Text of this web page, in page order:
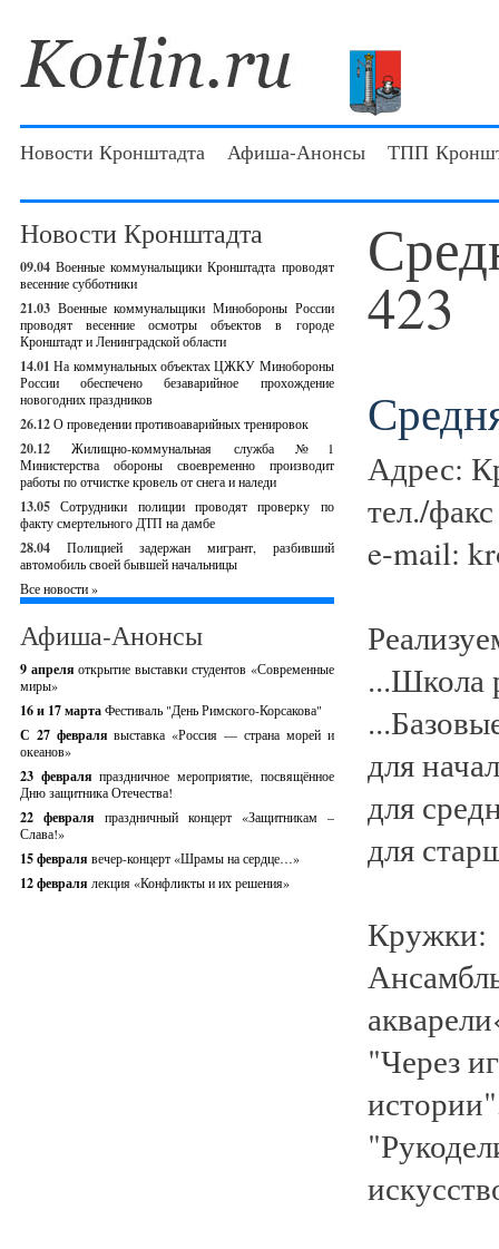
Новости Кронштадта Афиша-Анонсы ТПП
Новости Кронштадта
09.04 Военные коммунальщики Кронштадта проводят
весенние субботники
21.03 Военные коммунальщики Минобороны России
проводят весенние осмотры объектов в городе
Кронштадт и Ленинградской области
14.01 На коммунальных объектах ЦЖКУ Минобороны
России обеспечено безаварийное прохождение
новогодних праздников
26.12О проведении противоаварийных тренировок
20.12
Жилищно-коммунальная служба №1
Министерства обороны своевременно производит
работы по отчистке кровель от снега и наледи
13.05 Сотрудники полиции проводят проверку по
факту смертельного ДТП на дамбе
28.04
Полицией задержан мигрант, разбивший
автомобиль своей бывшей начальницы
Все новости »
Афиша-Анонсы
9 апреляоткрытие выставки студентов «Современные
миры»
16 и 17 мартаФестиваль "День Римского-Корсакова"
С 27 февралявыставка «Россия — страна морей и
океанов»
23 февраляпраздничное мероприятие, посвящённое
Дню защитника Отечества!
22 февраля праздничный концерт «Защитникам –
Слава!»
15 февраля вечер-концерт «Шрамы на сердце…»
12 февраля лекция «Конфликты и их решения»
423
Адрес:
тел./
e-mail:
...Школа
для
для
для
Кружки:
"Через